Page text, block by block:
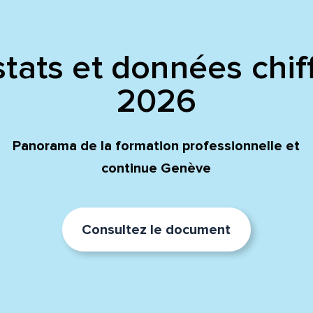
et données
2026
Panorama de la formation professionnelle et
continue Genève
Consultez le document